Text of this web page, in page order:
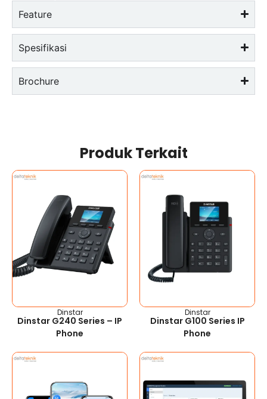
Feature
Spesifikasi
Brochure
Produk Terkait
Dinstar
Dinstar G240 Series – IP
Phone
Dinstar
Dinstar G100 Series IP
Phone